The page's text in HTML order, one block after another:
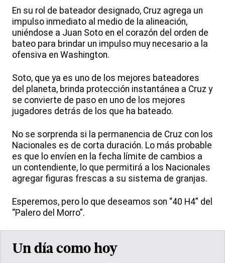
En su rol de bateador designado, Cruz agrega un
impulso inmediato al medio de la alineación,
uniéndose a Juan Soto en el corazón del orden de
bateo para brindar un impulso muy necesario a la
ofensiva en Washington.
Soto, que ya es uno de los mejores bateadores
del planeta, brinda protección instantánea a Cruz y
se convierte de paso en uno de los mejores
jugadores detrás de los que ha bateado.
No se sorprenda si la permanencia de Cruz con los
Nacionales es de corta duración. Lo más probable
es que lo envíen en la fecha límite de cambios a
un contendiente, lo que permitirá a los Nacionales
agregar figuras frescas a su sistema de granjas.
Esperemos, pero lo que deseamos son “40 H4” del
“Palero del Morro”.
Un día como hoy